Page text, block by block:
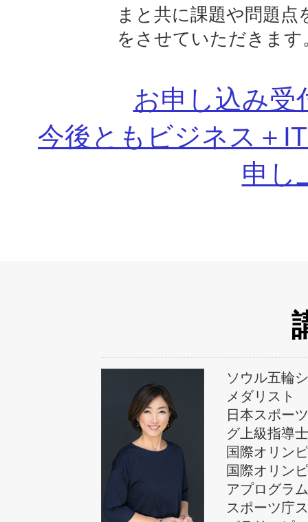
まと共に課題や問題
をさせていただきます
お申し込み受
今後ともビジネス＋
申し
ソウル五輪
メダリスト
日本スポー
グ上級指導士
国際オリン
国際オリン
アプログラ
スポーツ庁